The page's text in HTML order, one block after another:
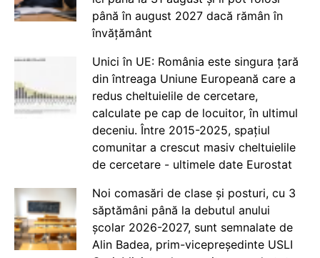
până în august 2027 dacă rămân în
învățământ
Unici în UE: România este singura țară
din întreaga Uniune Europeană care a
redus cheltuielile de cercetare,
calculate pe cap de locuitor, în ultimul
deceniu. Între 2015-2025, spațiul
comunitar a crescut masiv cheltuielile
de cercetare - ultimele date Eurostat
Noi comasări de clase și posturi, cu 3
săptămâni până la debutul anului
școlar 2026-2027, sunt semnalate de
Alin Badea, prim-vicepreședinte USLI